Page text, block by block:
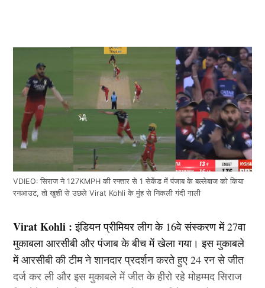
VDIEO: सिराज ने 127KMPH की रफ्तार से 1 सेकेंड में पंजाब के बल्लेबाज को किया
रनआउट, तो खुशी से उछले Virat Kohli के मुंंह से निकली गंदी गाली
Virat Kohli :इंडियन प्रीमियर लीग के 16वे संस्करण में 27वा
मुकाबला आरसीबी और पंजाब के बीच में खेला गया। इस मुकाबले
में आरसीबी की टीम ने शानदार प्रदर्शन करते हुए 24 रन से जीत
दर्ज कर ली और इस मुकाबले में जीत के हीरो रहे मोहम्मद सिराज